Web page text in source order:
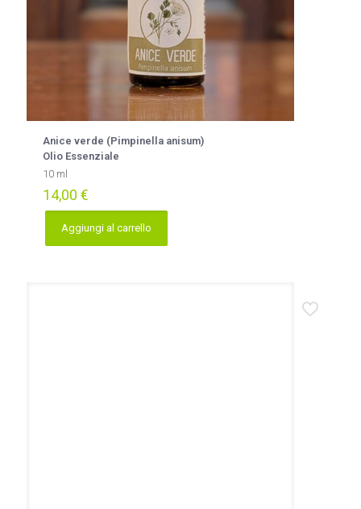
Anice verde (Pimpinella anisum)
Olio Essenziale
10 ml
14,00 €
Aggiungi al carrello